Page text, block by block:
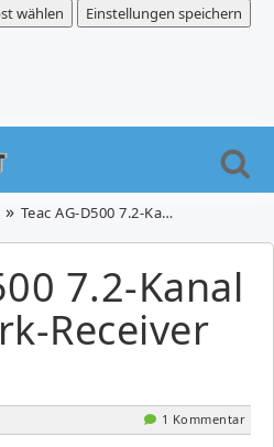
wählen
Einstellungen speichern
Teac AG-D500 7.2-Kanal AV-Netzwerk-Receiver für 249,00
7.2-Kanal
Receiver
1 Kommentar